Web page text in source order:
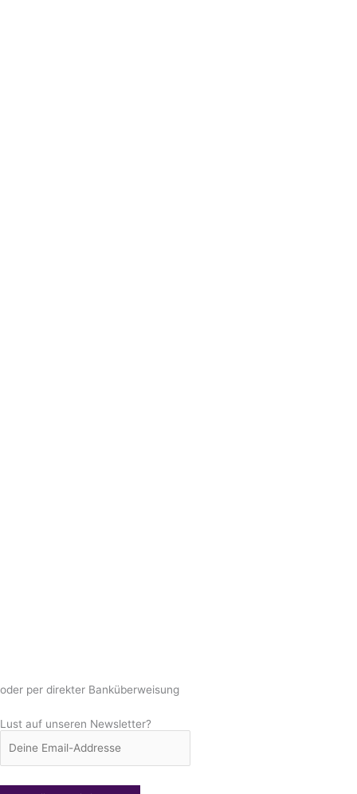
oder per direkter Banküberweisung
Lust auf unseren Newsletter?